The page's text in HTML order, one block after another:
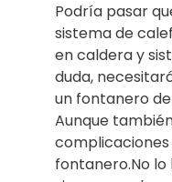
Podría pasar
sistema de
en caldera y
duda,
un fontanero
Aunque
complicaciones
fontanero.No